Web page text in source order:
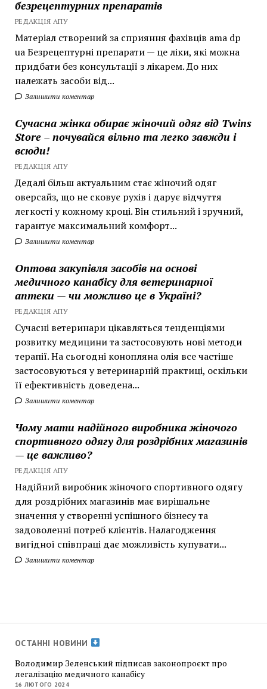
безрецептурних препаратів
РЕДАКЦІЯ АПУ
Матеріал створений за сприяння фахівців ama dp
ua Безрецептурні препарати — це ліки, які можна
придбати без консультації з лікарем. До них
належать засоби від...
Залишити коментар
Сучасна жінка обирає жіночий одяг від Twins
Store – почувайся вільно та легко завжди і
всюди!
РЕДАКЦІЯ АПУ
Дедалі більш актуальним стає жіночий одяг
оверсайз, що не сковує рухів і дарує відчуття
легкості у кожному кроці. Він стильний і зручний,
гарантує максимальний комфорт...
Залишити коментар
Оптова закупівля засобів на основі
медичного канабісу для ветеринарної
аптеки — чи можливо це в Україні?
РЕДАКЦІЯ АПУ
Сучасні ветеринари цікавляться тенденціями
розвитку медицини та застосовують нові методи
терапії. На сьогодні конопляна олія все частіше
застосовуються у ветеринарній практиці, оскільки
її ефективність доведена...
Залишити коментар
Чому мати надійного виробника жіночого
спортивного одягу для роздрібних магазинів
— це важливо?
РЕДАКЦІЯ АПУ
Надійний виробник жіночого спортивного одягу
для роздрібних магазинів має вирішальне
значення у створенні успішного бізнесу та
задоволенні потреб клієнтів. Налагодження
вигідної співпраці дає можливість купувати...
Залишити коментар
ОСТАННІ НОВИНИ
Володимир Зеленський підписав законопроєкт про
легалізацію медичного канабісу
16 ЛЮТОГО 2024